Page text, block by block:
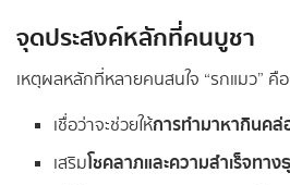
จุดประสงค์หลักที่คนบูชา
เหตุผลหลักที่หลายคนสนใจ “รกแมว” คือ
เชื่อว่าจะช่วยให้การทำมาหากินค
เสริมโชคลาภและความสำเร็จทาง